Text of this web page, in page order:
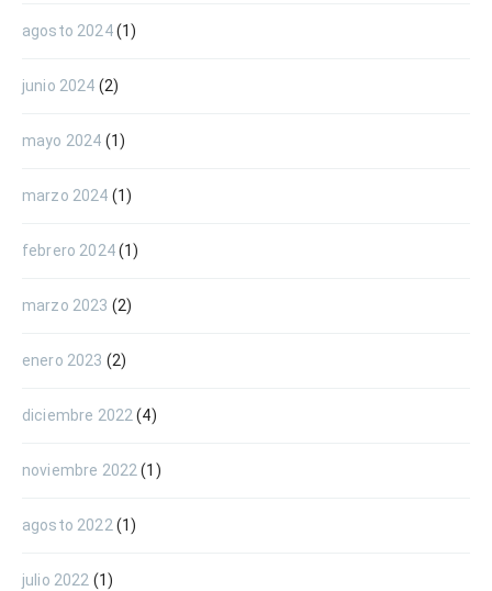
agosto 2024(1)
junio 2024 (2)
mayo 2024 (1)
marzo 2024 (1)
febrero 2024(1)
marzo 2023 (2)
enero 2023 (2)
diciembre 2022(4)
noviembre 2022(1)
agosto 2022(1)
julio 2022 (1)